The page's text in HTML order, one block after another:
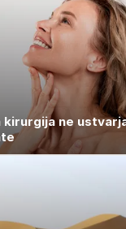
kirurgija ne